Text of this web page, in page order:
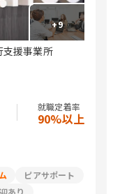
+9
援事業所
就職定着率
90%以上
ピアサポート
あり